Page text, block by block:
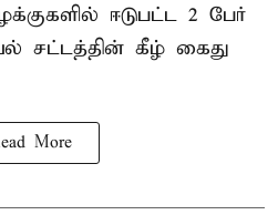
ஈடுபட்ட 2 பேர்
சட்டத்தின் கீழ் கைது
More